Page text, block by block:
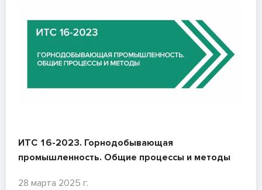
ИТС 16-2023. Горнодобывающая
промышленность. Общие процессы и методы
28 марта 2025 г.